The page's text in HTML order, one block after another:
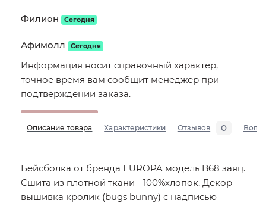
Филион Сегодня
Афимолл Сегодня
Информация носит справочный характер,
точное время вам сообщит менеджер при
подтверждении заказа.
Описание товара Характеристики Отзывов 0
Бейсболка от бренда EUROPA модель B68 заяц.
Сшита из плотной ткани - 100%хлопок. Декор -
вышивка кролик (bugs bunny) с надписью